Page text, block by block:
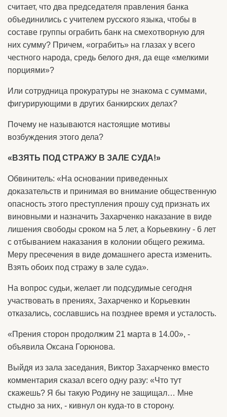
считает, что два председателя правления банка
объединились с учителем русского языка, чтобы в
составе группы ограбить банк на смехотворную для
них сумму? Причем, «ограбить» на глазах у всего
честного народа, средь белого дня, да еще «мелкими
порциями»?
Или сотрудница прокуратуры не знакома с суммами,
фигурирующими в других банкирских делах?
Почему не называются настоящие мотивы
возбуждения этого дела?
«ВЗЯТЬ ПОД СТРАЖУ В ЗАЛЕ СУДА!»
Обвинитель: «На основании приведенных
доказательств и принимая во внимание общественную
опасность этого преступления прошу суд признать их
виновными и назначить Захарченко наказание в виде
лишения свободы сроком на 5 лет, а Корьевкину - 6 лет
с отбыванием наказания в колонии общего режима.
Меру пресечения в виде домашнего ареста изменить.
Взять обоих под стражу в зале суда».
На вопрос судьи, желает ли подсудимые сегодня
участвовать в прениях, Захарченко и Корьевкин
отказались, сославшись на позднее время и усталость.
«Прения сторон продолжим 21 марта в 14.00», -
объявила Оксана Горюнова.
Выйдя из зала заседания, Виктор Захарченко вместо
комментария сказал всего одну разу: «Что тут
скажешь? Я бы такую Родину не защищал… Мне
стыдно за них, - кивнул он куда-то в сторону.